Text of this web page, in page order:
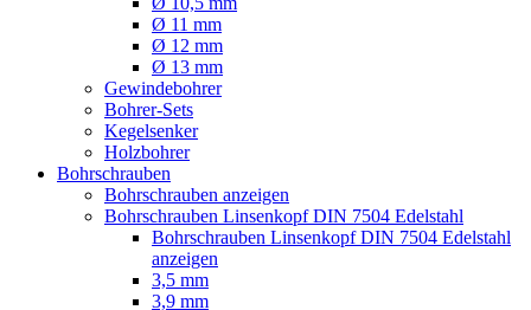
Ø 11 mm
Ø 12 mm
Ø 13 mm
Gewindebohrer
Bohrer-Sets
Kegelsenker
Holzbohrer
Bohrschrauben
Bohrschrauben anzeigen
Bohrschrauben Linsenkopf DIN 7504 Edelstahl
Bohrschrauben Linsenkopf DIN 7504 Edelstahl
anzeigen
3,5 mm
3,9 mm